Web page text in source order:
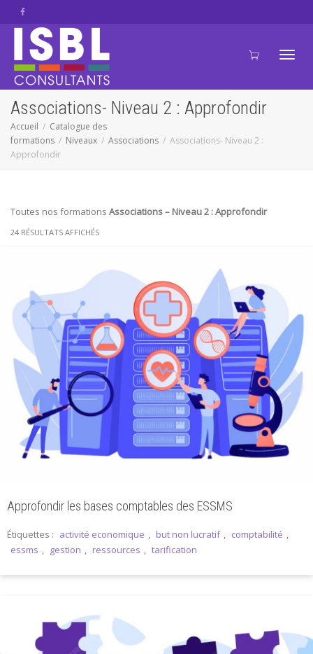
Associations- Niveau 2 : Approfondir
Accueil
Catalogue des
formations
Niveaux Associations
Associations- Niveau 2 :
Approfondir
Toutes nos formations Associations– Niveau 2 : Approfondir
24 RÉSULTATS AFFICHÉS
Approfondir les bases comptables des ESSMS
Étiquettes : activité economique , but non lucratif , comptabilité ,
essms , gestion , ressources , tarification